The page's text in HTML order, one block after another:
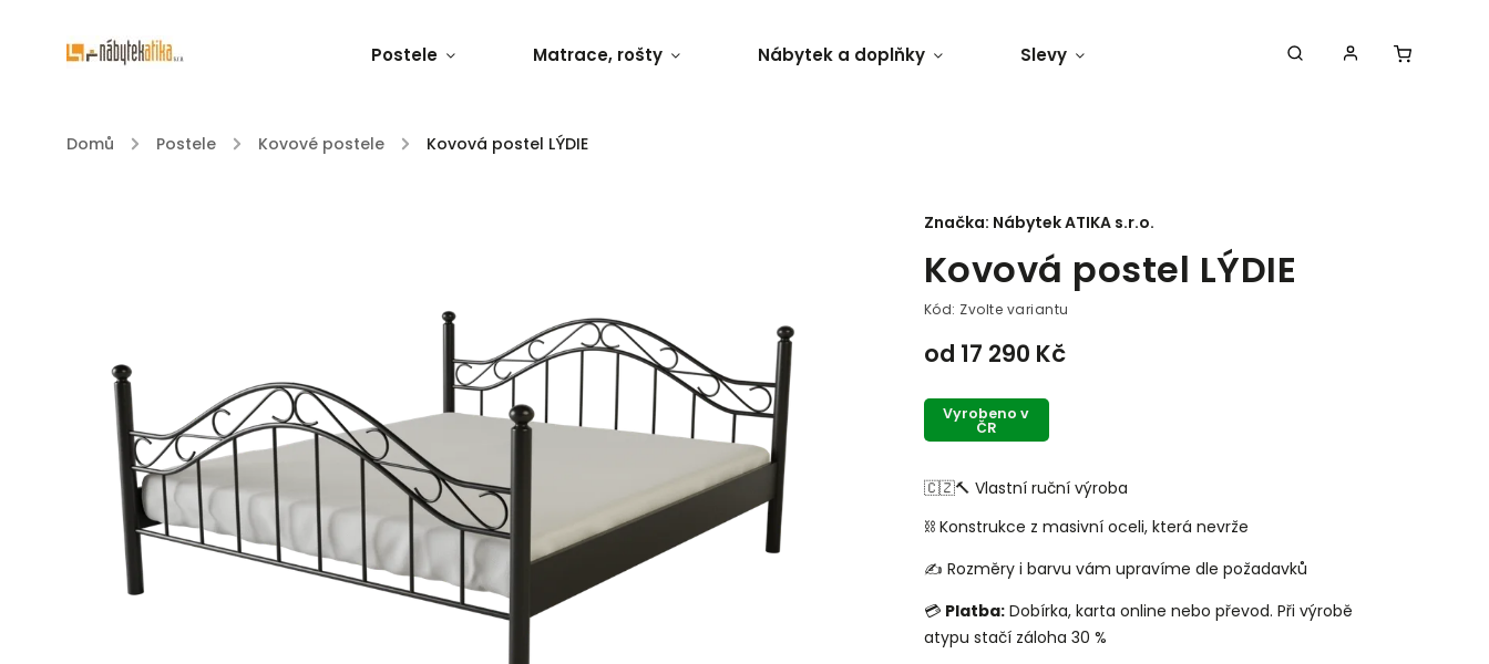
Postele Matrace, rošty Nábytek a doplňky Slevy
Domů / Postele / Kovové postele / Kovová postel LÝDIE
Kovová postel LÝDIE
Kód: Zvolte variantu
od 17 290 Kč
Vyrobeno v
ČR
🇨🇿🔨 Vlastní ruční výroba
⛓️ Konstrukce z masivní oceli, která nevrže
✍️ Rozměry i barvu vám upravíme dle požadavků
💳 Platba: Dobírka, karta online nebo převod. Při výrobě
atypu stačí záloha 30 %
Značka: Nábytek ATIKA s.r.o.